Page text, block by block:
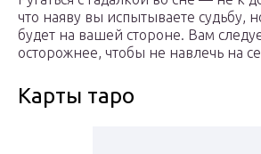
что наяву вы испытываете судьбу,
будет на вашей стороне. Вам
осторожнее, чтобы не навлечь на
Карты таро